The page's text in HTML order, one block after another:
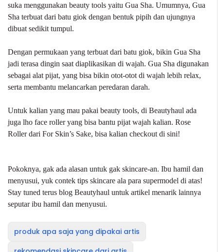
suka menggunakan beauty tools yaitu Gua Sha. Umumnya, Gua
Sha terbuat dari batu giok dengan bentuk pipih dan ujungnya
dibuat sedikit tumpul.
Dengan permukaan yang terbuat dari batu giok, bikin Gua Sha
jadi terasa dingin saat diaplikasikan di wajah. Gua Sha digunakan
sebagai alat pijat, yang bisa bikin otot-otot di wajah lebih relax,
serta membantu melancarkan peredaran darah.
Untuk kalian yang mau pakai beauty tools, di Beautyhaul ada
juga lho face roller yang bisa bantu pijat wajah kalian. Rose
Roller dari For Skin’s Sake, bisa kalian checkout di sini!
Pokoknya, gak ada alasan untuk gak skincare-an. Ibu hamil dan
menyusui, yuk contek tips skincare ala para supermodel di atas!
Stay tuned terus blog Beautyhaul untuk artikel menarik lainnya
seputar ibu hamil dan menyusui.
produk apa saja yang dipakai artis